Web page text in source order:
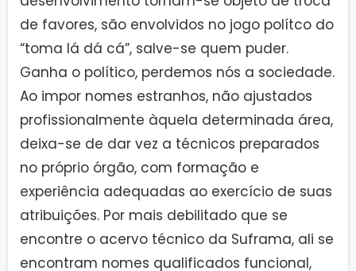
de favores, são envolvidos no jogo polítco do
“toma lá dá cá”, salve-se quem puder.
Ganha o político, perdemos nós a sociedade.
Ao impor nomes estranhos, não ajustados
profissionalmente àquela determinada área,
deixa-se de dar vez a técnicos preparados
no próprio órgão, com formação e
experiência adequadas ao exercício de suas
atribuições. Por mais debilitado que se
encontre o acervo técnico da Suframa, ali se
encontram nomes qualificados funcional,